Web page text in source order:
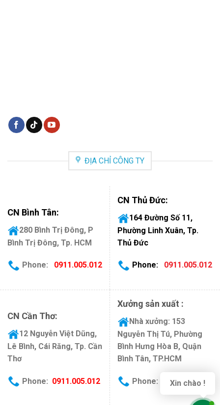
ĐỊA CHỈ CÔNG TY
CN Bình Tân:
280 Bình Trị Đông, P
Bình Trị Đông, Tp. HCM
Phone: 0911.005.012
CN Thủ Đức:
164 Đường Số 11,
Phường Linh Xuân, Tp.
Thủ Đức
Phone: 0911.005.012
CN Cần Thơ:
12 Nguyễn Việt Dũng,
Lê Bình, Cái Răng, Tp. Cần
Thơ
Phone: 0911.005.012
Xưởng sản xuất :
Nhà xưởng: 153
Nguyễn Thị Tú, Phường
Bình Hưng Hòa B, Quận
Bình Tân, TP.HCM
Phone: 0911.005.012
Xin chào !